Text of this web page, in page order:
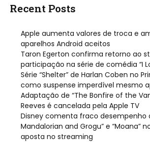
Recent Posts
Apple aumenta valores de troca e
aparelhos Android aceitos
Taron Egerton confirma retorno ao
participação na série de comédia “I
Série “Shelter” de Harlan Coben no
como suspense imperdível mesmo
Adaptação de “The Bonfire of the
Reeves é cancelada pela Apple TV
Disney comenta fraco desempenho
Mandalorian and Grogu” e “Moana”
aposta no streaming